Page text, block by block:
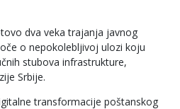
dva veka trajanja javnog
o nepokolebljivoj ulozi koju
stubova infrastrukture,
Srbije.
transformacije poštanskog